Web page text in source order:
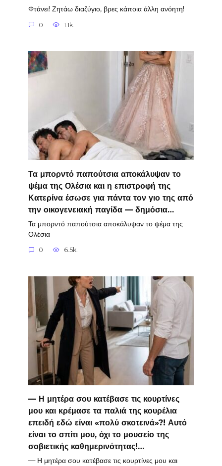
Φτάνει! Ζητάω διαζύγιο, βρες κάποια άλλη ανόητη!
0 1.1k.
Τα μπορντό παπούτσια αποκάλυψαν το
ψέμα της Ολέσια και η επιστροφή της
Κατερίνα έσωσε για πάντα τον γιο της από
την οικογενειακή παγίδα — δημόσια…
Τα μπορντό παπούτσια αποκάλυψαν το ψέμα της
Ολέσια
0 6.5k.
— Η μητέρα σου κατέβασε τις κουρτίνες
μου και κρέμασε τα παλιά της κουρέλια
επειδή εδώ είναι «πολύ σκοτεινά»?! Αυτό
είναι το σπίτι μου, όχι το μουσείο της
σοβιετικής καθημερινότητας!…
— Η μητέρα σου κατέβασε τις κουρτίνες μου και